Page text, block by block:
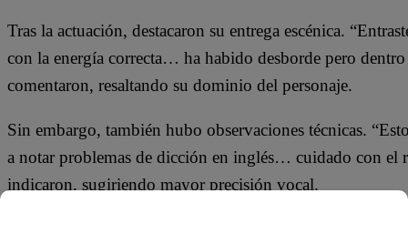
Tras la actuación, destacaron su entrega escénica.
con la energía correcta… ha habido desborde pero
comentaron, resaltando su dominio del personaje.
Sin embargo, también hubo observaciones técnicas.
a notar problemas de dicción en inglés… cuidado con el
indicaron, sugiriendo mayor precisión vocal.